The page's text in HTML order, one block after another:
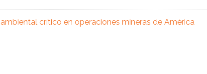
crítico en operaciones mineras de América